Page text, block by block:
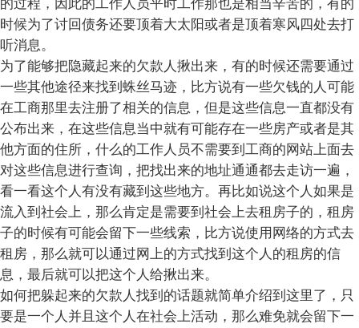
的过程，因此的工作人员平时工作那也是相当辛苦的，有的
时候为了讨回债务还要顶着大太阳或者是顶着寒风四处去打
听消息。
为了能够把隐藏起来的欠款人揪出来，有的时候还需要通过
一些其他途径来找到蛛丝马迹，比方说有一些欠钱的人可能
在工商那里去注册了相关的信息，但是这些信息一直都没有
公布出来，在这些信息当中就有可能存在一些房产或者是其
他方面的住所，什么的工作人员不需要到工商的网站上面去
对这些信息进行查询，把找出来的地址通通都去走访一遍，
看一看这个人有没有藏到这些地方。再比如说这个人如果是
流入到社会上，那么肯定是需要到社会上去租房子的，租房
子的时候有可能会留下一些线索，比方说使用网络的方式去
租房，那么就可以通过网上的方式找到这个人的租房的信
息，最后就可以把这个人给揪出来。
如何把躲起来的欠款人找到的话题就简单介绍到这里了，只
要是一个人并且这个人在社会上活动，那么难免就会留下一